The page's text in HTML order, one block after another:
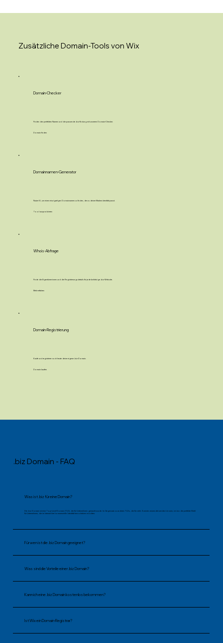
Zusätzliche Domain-Tools von Wix
Domain-Checker
Finden den perfekten Namen und die passende .biz-Endung mit unserem Domain-Checker.
Domain finden
Domainnamen-Generator
Nutze KI, um einen einzigartigen Domainnamen zu finden, der zu deiner Markenidentität passt.
Tool ausprobieren
Whois-Abfrage
Finde die Eigentümer:innen und die Registrierungsdetails für jede beliebige .biz-Website.
Mehr erfahren
Domain-Registrierung
Kaufe und registriere noch heute deine eigene .biz-Domain.
Domain kaufen
.biz Domain - FAQ
Was ist .biz für eine Domain?
Die .biz Domain ist eine Top-Level-Domain (TLD), die für Unternehmen gemacht wurde. Im Gegensatz zu anderen TLDs, die für viele Zwecke verwendet werden können, ist .biz die perfekte Wahl
für Unternehmen, die im Internet ihre kommerzielle Identität hervorheben möchten.
Für wen ist die .biz Domain geeignet?
Was sind die Vorteile einer .biz Domain?
Kann ich eine .biz Domain kostenlos bekommen?
Ist Wix ein Domain-Registrar?